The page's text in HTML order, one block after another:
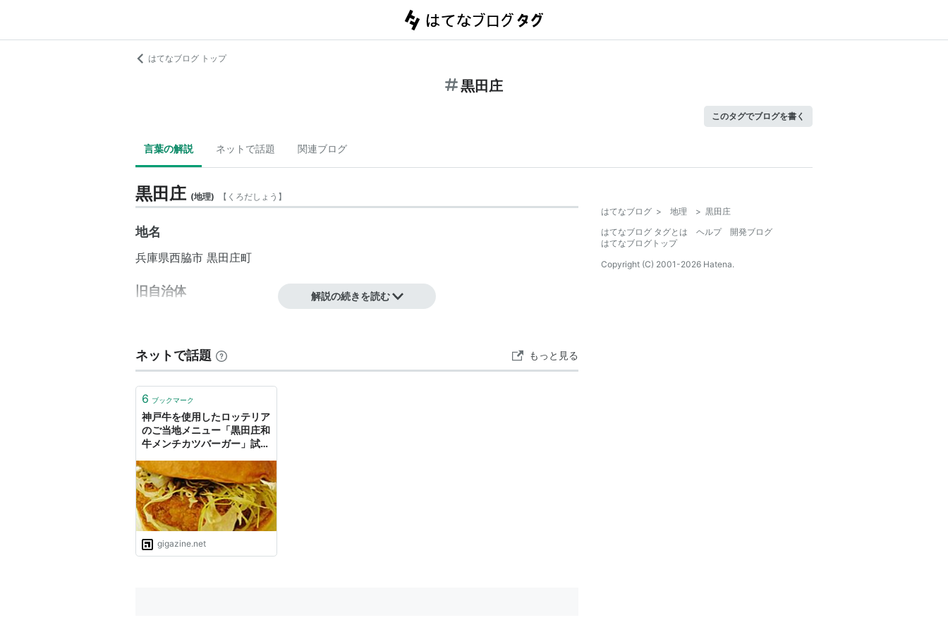
はてなブログ トップ
黒田庄
このタグでブログを書く
言葉の解説 ネットで話題 関連ブログ
黒田庄 (地理) 【 くろだしょう 】
地名
兵庫県西脇市 黒田庄町
旧自治体
黒田庄駅（加古川線）
兵庫県西脇市黒田庄町
○リスト：駅キーワード
解説の続きを読む
ネットで話題 もっと見る
6 ブックマーク
神戸牛を使用したロッテリア
のご当地メニュー「黒田庄和
牛メンチカツバーガー」試食
gigazine.net
はてなブログ > 地理 > 黒田庄
はてなブログ タグとは
ヘルプ
開発ブログ
はてなブログトップ
Copyright (C) 2001-2026 Hatena.